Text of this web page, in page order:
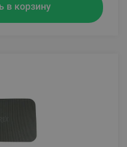
в корзину